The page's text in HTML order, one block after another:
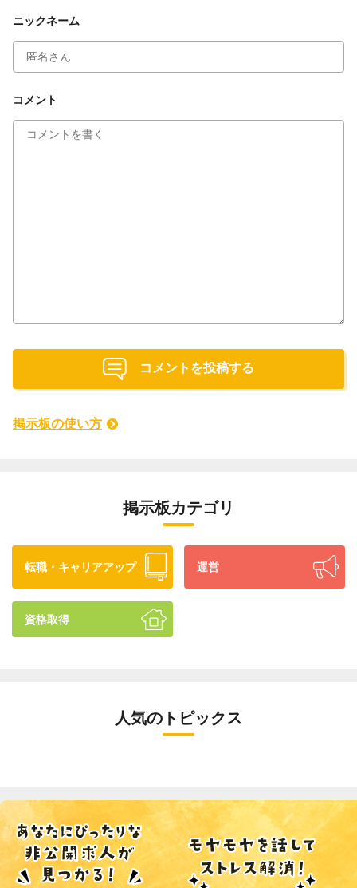
ニックネーム
コメント
コメントを投稿する
掲示板の使い方
掲示板カテゴリ
転職・キャリアアップ 運営
資格取得
人気のトピックス